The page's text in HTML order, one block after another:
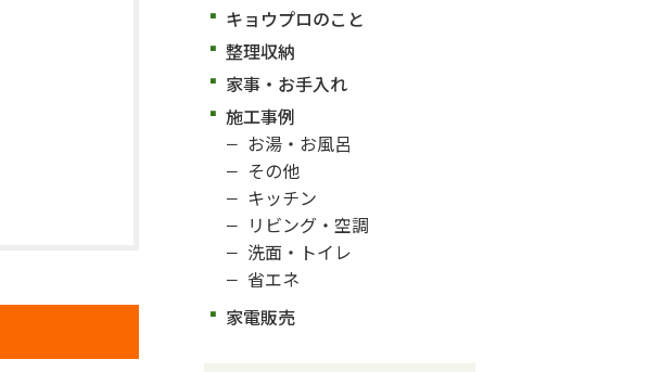
キョウプロのこと
整理収納
家事・お手入れ
施工事例
お湯・お風呂
その他
キッチン
リビング・空調
洗面・トイレ
省エネ
家電販売